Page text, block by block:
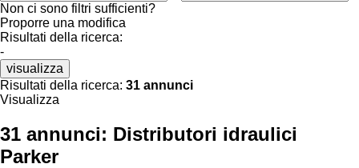
Non ci sono filtri sufficienti?
Proporre una modifica
Risultati della ricerca:
-
visualizza
Risultati della ricerca: 31 annunci
Visualizza
31 annunci: Distributori idraulici
Parker